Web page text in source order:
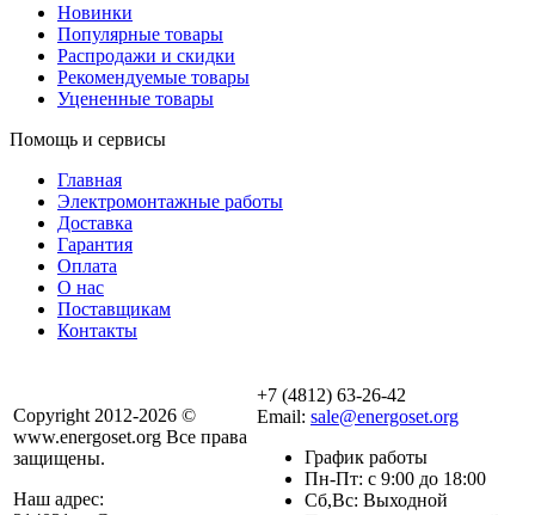
Новинки
Популярные товары
Распродажи и скидки
Рекомендуемые товары
Уцененные товары
Помощь и сервисы
Главная
Электромонтажные работы
Доставка
Гарантия
Оплата
О нас
Поставщикам
Контакты
Copyright 2012-2026 ©
www.energoset.org Все права
защищены.
Наш адрес:
+7 (4812) 63-26-42
Email: sale@energoset.org
График работы
Пн-Пт: с 9:00 до 18:00
Сб,Вс: Выходной